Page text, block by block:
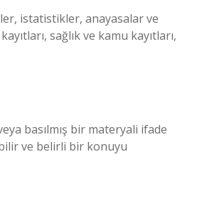
istatistikler, anayasalar ve
sağlık ve kamu kayıtları,
basılmış bir materyali ifade
ve belirli bir konuyu